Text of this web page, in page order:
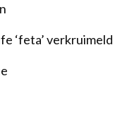
‘feta’ verkruimeld